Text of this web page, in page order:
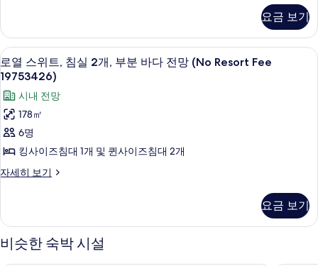
진
모
두
보
기
19753313)
세
히
보
기
실
2
개,
부
분
바
다
전
망
Fee
19753326)
사
티
브
스
위
침
실
2
개,
부
바
(No
Resort
Fee
요금 보기
로
열
스
위
트,
침
실
부
분
바
로열 스위트, 침실 2개, 부분 바다 전망
27
로열 스위트, 침실 2개, 부분 바다 전망 (No Resort Fee
19753426)
시내 전망
178㎡
6명
킹사이즈침대 1개 및 퀸사이즈침대 2개
자세히 보기
로
트,
침
실
요금 보기
비슷한 숙박 시설